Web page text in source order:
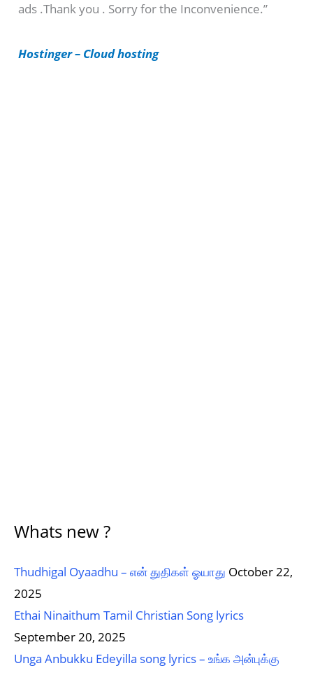
r
e
ads .Thank you . Sorry for the Inconvenience.”
Hostinger – Cloud hosting
Whats new ?
Thudhigal Oyaadhu – என் துதிகள் ஓயாது October 22,
2025
Ethai Ninaithum Tamil Christian Song lyrics
September 20, 2025
Unga Anbukku Edeyilla song lyrics – உங்க அன்புக்கு